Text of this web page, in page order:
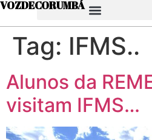
VOZDECORUMBÁ
Tag: IFMS..
Alunos da
visitam IFMS…